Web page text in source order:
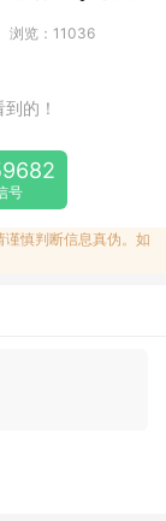
浏览：11036
到的！
号
慎判断信息真伪。如